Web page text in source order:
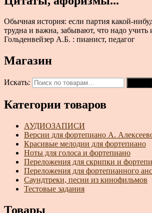
Обычная история: если партия какой-
трудна и важна, забывают, что надо учить
Гольденвейзер А.Б. : пианист, педагог
Магазин
Искать:
Категории товаров
АУДИОЗАПИСИ
Версии для фортепиано А.
Красивые мелодии для фортепиано
Ноты для голоса и фортепиано
Переложения для скрипки и
Переложения для фортепианного
Саундтреки, песни из кинофильмов
Тестовые задания
Товары